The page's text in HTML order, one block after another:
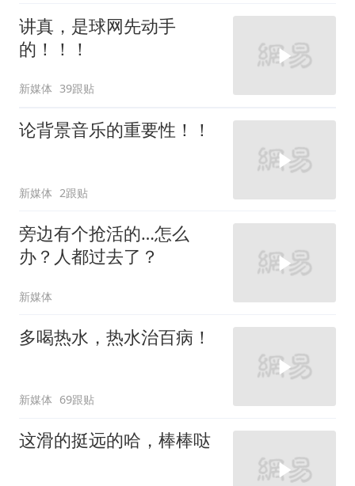
讲真，是球网先动手
的！！！
新媒体 39跟贴
论背景音乐的重要性！！
新媒体 2跟贴
旁边有个抢活的…怎么
办？人都过去了？
新媒体
多喝热水，热水治百病！
新媒体 69跟贴
这滑的挺远的哈，棒棒哒